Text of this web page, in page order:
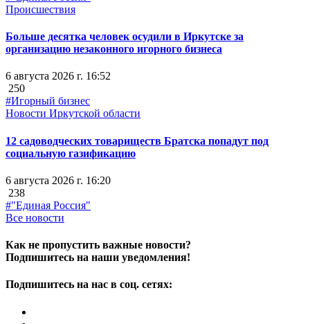
Происшествия
Больше десятка человек осудили в Иркутске за
организацию незаконного игорного бизнеса
6 августа 2026 г. 16:52
250
#Игорный бизнес
Новости Иркутской области
12 садоводческих товариществ Братска попадут под
социальную газификацию
6 августа 2026 г. 16:20
238
#"Единая Россия"
Все новости
Как не пропустить важные новости?
Подпишитесь на наши уведомления!
Подпишитесь на нас в соц. сетях: